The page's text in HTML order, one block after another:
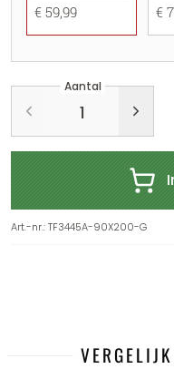
€ 59,99 €
Aantal
Art.-nr.:TF3445A-90X200-G